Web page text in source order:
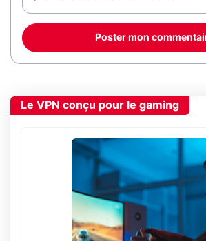
Poster mon
Le VPN conçu pour le gaming